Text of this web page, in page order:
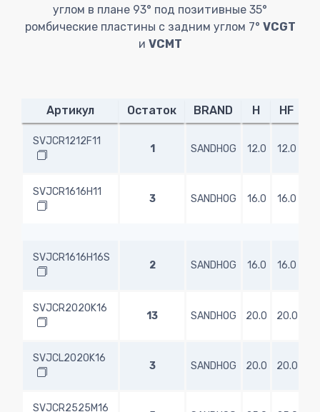
углом в плане 93° под позитивные 35°
ромбические пластины с задним углом 7° VCGT
и VCMT
Артикул Остаток BRAND H HF
SVJCR1212F11
1 SANDHOG 12.0 12.0
SVJCR1616H11
3 SANDHOG 16.0 16.0
SVJCR1616H16S
2 SANDHOG 16.0 16.0
SVJCR2020K16
13 SANDHOG 20.0 20.0
SVJCL2020K16
3 SANDHOG 20.0 20.0
SVJCR2525M16